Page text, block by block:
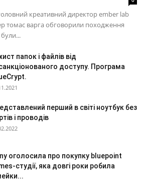
креативний директор ember lab
томас варга обговорили походження
папок і файлів від
доступу. Програма
перший в світі ноутбук без
і проводів
оголосила про покупку bluepoint
студії, яка довгі роки робила